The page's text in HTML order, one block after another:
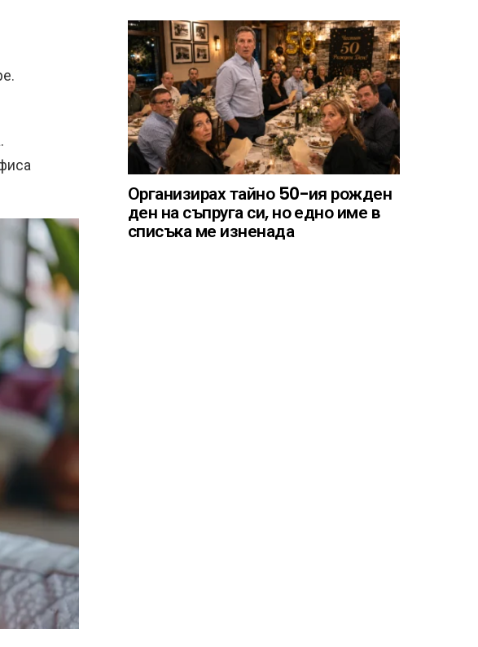
Организирах тайно 50-ия рожден
ден на съпруга си, но едно име в
списъка ме изненада